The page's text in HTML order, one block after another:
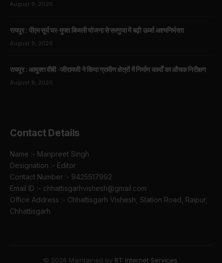
August 9, 2026
रायपुर : पीएम सूर्य घर-मुफ्त बिजली योजना से सरगुजा में बढ़ी ऊर्जा आत्मनिर्भरता
August 9, 2026
रायपुर : आयुक्त वीबी -जीरामजी ने किया ग्रामीण क्षेत्रों में निर्माण कार्यों का औचक निरीक्षण
August 9, 2026
Contact Details
Name :- Manpreet Singh
Designation :- Editor
Contact Number :- 9425517992
Email ID :- chhattisgarhvishesh@gmail.com
Office Address :- Chhattisgarh Vishesh, Station Road, Raipur,
Chhattisgarh
© 2026 Maintained by RT Internet Services.